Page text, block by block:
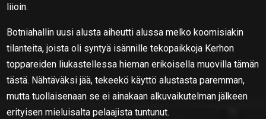
liioin.
Botniahallin uusi alusta aiheutti alussa melko koomisiakin
tilanteita, joista oli syntyä isännille tekopaikkoja Kerhon
toppareiden liukastellessa hieman erikoisella muovilla tämän
tästä. Nähtäväksi jää, tekeekö käyttö alustasta paremman,
mutta tuollaisenaan se ei ainakaan alkuvaikutelman jälkeen
erityisen mieluisalta pelaajista tuntunut.